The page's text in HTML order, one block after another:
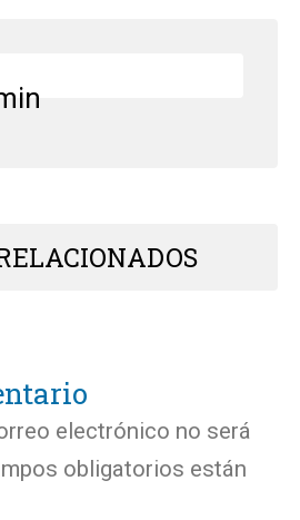
electrónico no será
obligatorios están